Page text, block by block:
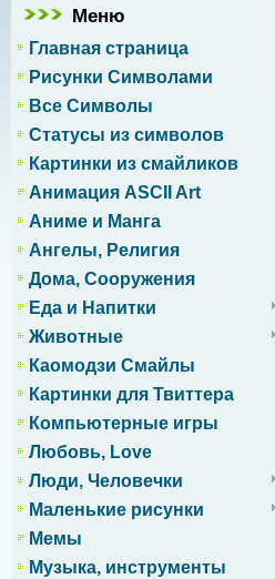
Меню
Главная страница
Рисунки Символами
Все Символы
Статусы из символов
Картинки из смайликов
Анимация ASCII Art
Аниме и Манга
Ангелы, Религия
Дома, Сооружения
Еда и Напитки
Животные
Каомодзи Смайлы
Картинки для Твиттера
Компьютерные игры
Любовь, Love
Люди, Человечки
Маленькие рисунки
Мемы
Музыка, инструменты